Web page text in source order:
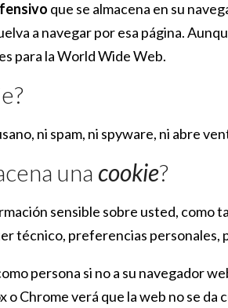
que se almacena en su
a navegar por esa página.
para la World Wide Web.
ni spam, ni spyware, ni abre
una cookie?
sensible sobre usted,
técnico, preferencias personales,
persona si no a su navegador
Chrome verá que la web no se